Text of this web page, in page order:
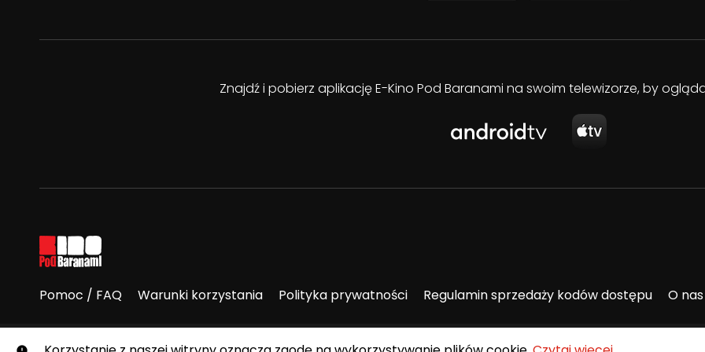
Znajdź i pobierz aplikację E-Kino Pod Baranami na swoim telewizorze, by
Pomoc / FAQ Warunki korzystania Polityka prywatności Regulamin sprzedaży kodów dostępu O nas
© E-Kino Pod Baranami. Wszelkie prawa zastrzeżone.